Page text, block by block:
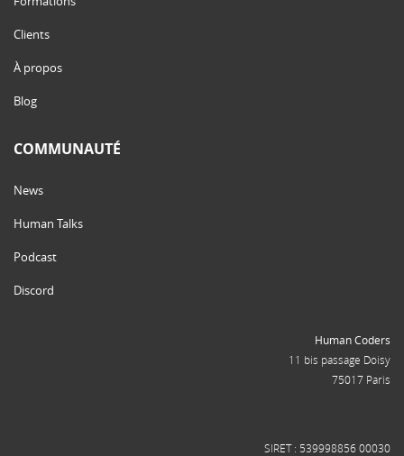
Clients
À propos
Blog
COMMUNAUTÉ
News
Human Talks
Podcast
Discord
Human Coders
11 bis passage Doisy
75017 Paris
SIRET : 539998856 00030